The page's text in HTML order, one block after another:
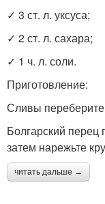
✓ 3 ст. л. уксуса;
✓ 2 ст. л. сахара;
✓ 1 ч. л. соли.
Приготовление:
Сливы
Болгарский перец
затем нарежьте
читать дальше →